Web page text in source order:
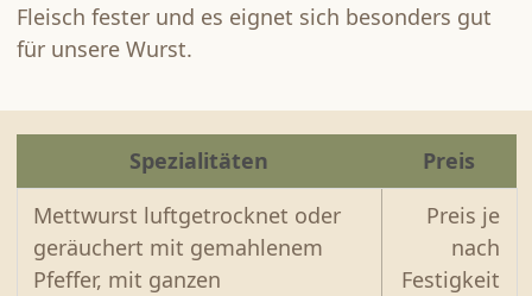
ÜBER UNS
ANFAHRT & KONTAKT
Fleisch fester und es eignet sich besonders gut
für unsere Wurst.
Spezialitäten
Preis
Mettwurst luftgetrocknet oder
geräuchert mit gemahlenem
Pfeffer, mit ganzen
Preis je
nach
Festigkeit